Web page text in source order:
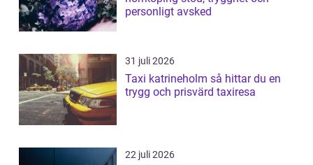
personligt avsked
31 juli 2026
Taxi katrineholm så hittar du en
trygg och prisvärd taxiresa
22 juli 2026